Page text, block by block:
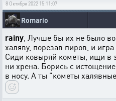
8 Октября 2022 15:11:07
Romario
rainy , Лучше бы их не было
халяву, порезав пиров, и
Сиди ковыряй кометы, ищи в
ни хрена. Борись с
в носу. А ты "кометы